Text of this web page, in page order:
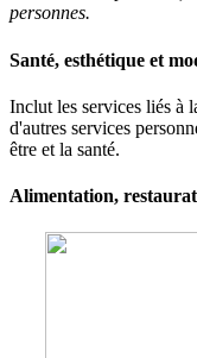
personnes.
Santé, esthétique et
Inclut les services liés à
d'autres services
être et la santé.
Alimentation,